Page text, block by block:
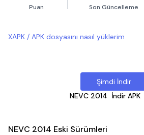
Puan Son Güncelleme
XAPK / APK dosyasını nasıl yüklerim
Şimdi İndir
NEVC 2014 İndir APK
NEVC 2014 Eski Sürümleri